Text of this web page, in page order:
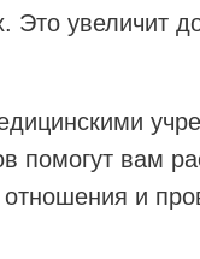
Это увеличит
помогут вам
отношения и